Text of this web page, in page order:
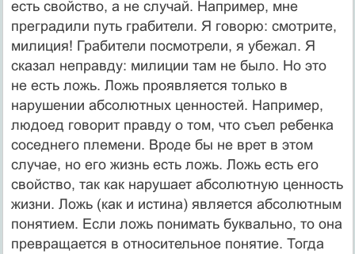
есть свойство, а не случай. Например, мне
преградили путь грабители. Я говорю: смотрите,
милиция! Грабители посмотрели, я убежал. Я
сказал неправду: милиции там не было. Но это
не есть ложь. Ложь проявляется только в
нарушении абсолютных ценностей. Например,
людоед говорит правду о том, что съел ребенка
соседнего племени. Вроде бы не врет в этом
случае, но его жизнь есть ложь. Ложь есть его
свойство, так как нарушает абсолютную ценность
жизни. Ложь (как и истина) является абсолютным
понятием. Если ложь понимать буквально, то она
превращается в относительное понятие. Тогда